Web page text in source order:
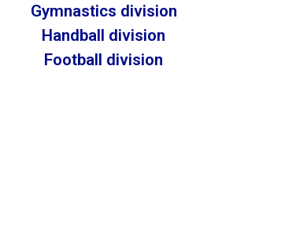
Gymnastics division
Handball division
Football division